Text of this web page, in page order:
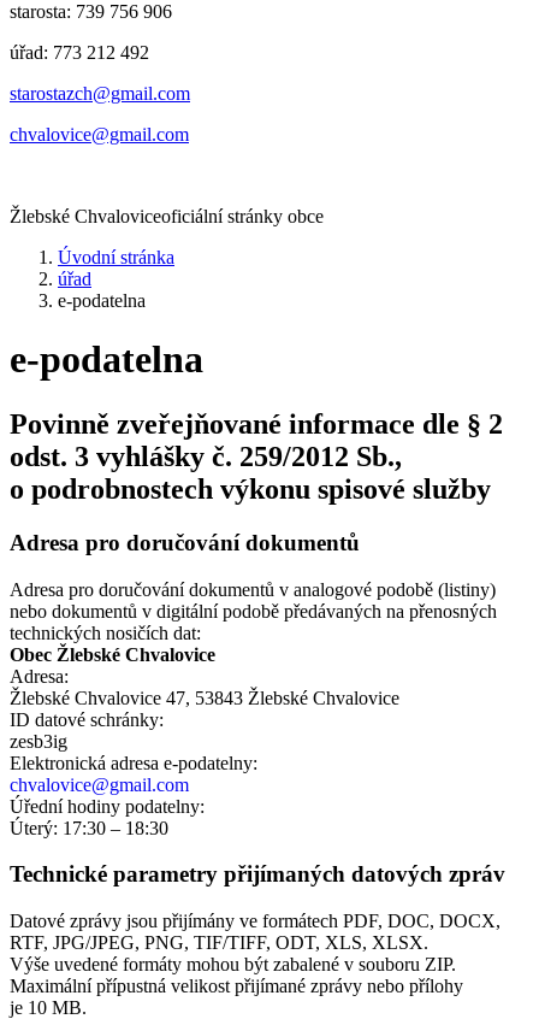
starosta: 739 756 906
úřad: 773 212 492
​​​​starostazch@gmail.com
​​​​chvalovice@gmail.com
Žlebské Chvaloviceoficiální stránky obce
Úvodní stránka
úřad
e-podatelna
e-podatelna
Povinně zveřejňované informace dle § 2
odst. 3 vyhlášky č. 259/2012 Sb.,
o podrobnostech výkonu spisové služby
Adresa pro doručování dokumentů
Adresa pro doručování dokumentů v analogové podobě (listiny)
nebo dokumentů v digitální podobě předávaných na přenosných
technických nosičích dat:
Obec Žlebské Chvalovice
Adresa:
Žlebské Chvalovice 47, 53843 Žlebské Chvalovice
ID datové schránky:
zesb3ig
Elektronická adresa e‑podatelny:
chvalovice@gmail.com
Úřední hodiny podatelny:
Úterý: 17:30 – 18:30
Technické parametry přijímaných datových zpráv
Datové zprávy jsou přijímány ve formátech PDF, DOC, DOCX,
RTF, JPG/JPEG, PNG, TIF/TIFF, ODT, XLS, XLSX.
Výše uvedené formáty mohou být zabalené v souboru ZIP.
Maximální přípustná velikost přijímané zprávy nebo přílohy
je 10 MB.